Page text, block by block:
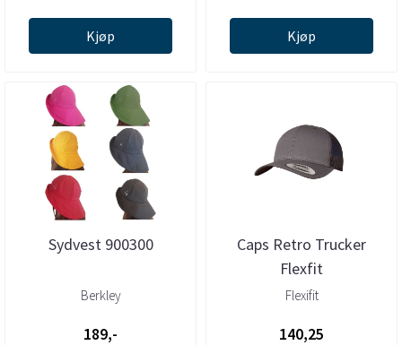
Kjøp Kjøp
Sydvest 900300
Berkley
189,-
Caps Retro Trucker
Flexfit
Flexifit
140,25